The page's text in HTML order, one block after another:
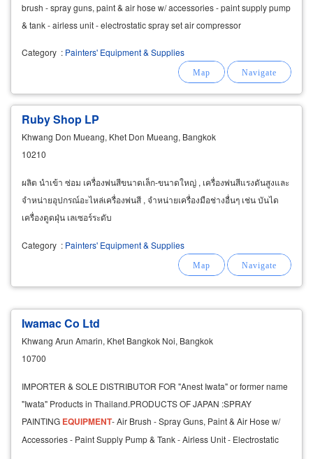
brush - spray guns, paint & air hose w/ accessories - paint supply pump
& tank - airless unit - electrostatic spray set air compressor
Category : Painters' Equipment & Supplies
Ruby Shop LP
Khwang Don Mueang, Khet Don Mueang, Bangkok
10210
ผลิต นำเข้า ซ่อม เครื่องพ่นสีขนาดเล็ก-ขนาดใหญ่ , เครื่องพ่นสีแรงดันสูงและ
จำหน่ายอุปกรณ์อะไหล่เครื่องพ่นสี , จำหน่ายเครื่องมือช่างอื่นๆ เช่น บันได
เครื่องดูดฝุ่น เลเซอร์ระดับ
Category : Painters' Equipment & Supplies
Iwamac Co Ltd
Khwang Arun Amarin, Khet Bangkok Noi, Bangkok
10700
IMPORTER & SOLE DISTRIBUTOR FOR "Anest Iwata" or former name
"Iwata" Products in Thailand.PRODUCTS OF JAPAN :SPRAY
PAINTING EQUIPMENT- Air Brush - Spray Guns, Paint & Air Hose w/
Accessories - Paint Supply Pump & Tank - Airless Unit - Electrostatic